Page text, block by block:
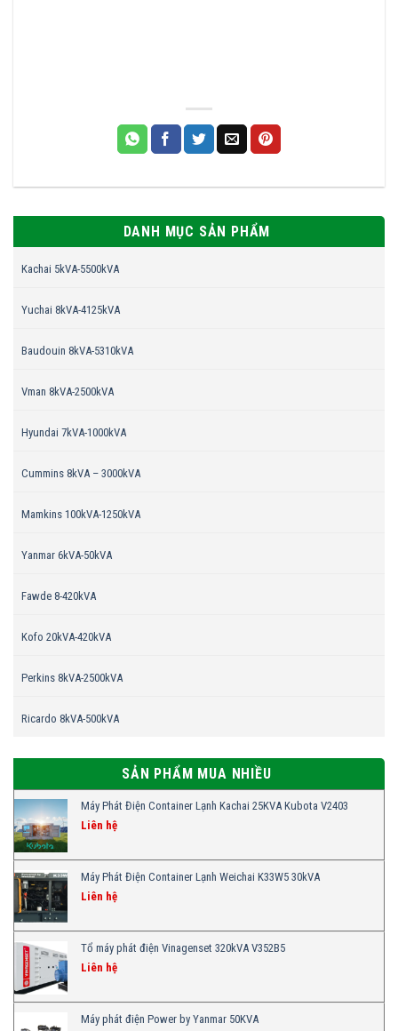
DANH MỤC SẢN PHẨM
Kachai 5kVA-5500kVA
Yuchai 8kVA-4125kVA
Baudouin 8kVA-5310kVA
Vman 8kVA-2500kVA
Hyundai 7kVA-1000kVA
Cummins 8kVA – 3000kVA
Mamkins 100kVA-1250kVA
Yanmar 6kVA-50kVA
Fawde 8-420kVA
Kofo 20kVA-420kVA
Perkins 8kVA-2500kVA
Ricardo 8kVA-500kVA
SẢN PHẨM MUA NHIỀU
Máy Phát Điện Container Lạnh Kachai 25KVA Kubota V2403
Liên hệ
Máy Phát Điện Container Lạnh Weichai K33W5 30kVA
Liên hệ
Tổ máy phát điện Vinagenset 320kVA V352B5
Liên hệ
Máy phát điện Power by Yanmar 50KVA